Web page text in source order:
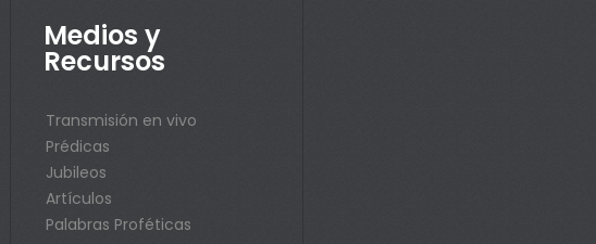
Medios y
Recursos
Transmisión en vivo
Prédicas
Jubileos
Artículos
Palabras Proféticas